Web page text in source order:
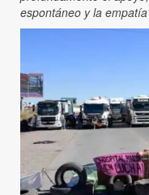
espontáneo y la